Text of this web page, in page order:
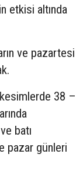
etkisi altında
ve pazartesi
kesimlerde 38 –
batı
pazar günleri